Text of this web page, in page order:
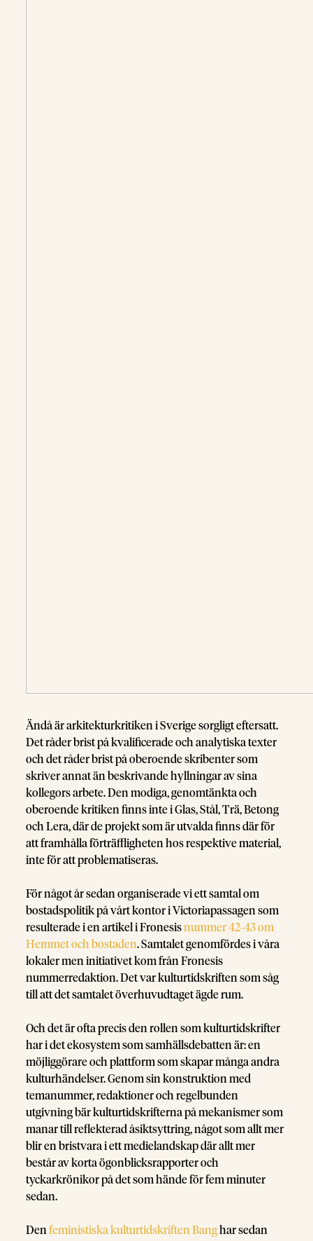
Ändå är arkitekturkritiken i Sverige sorgligt eftersatt.
Det råder brist på kvalificerade och analytiska texter
och det råder brist på oberoende skribenter som
skriver annat än beskrivande hyllningar av sina
kollegors arbete. Den modiga, genomtänkta och
oberoende kritiken finns inte i Glas, Stål, Trä, Betong
och Lera, där de projekt som är utvalda finns där för
att framhålla förträffligheten hos respektive material,
inte för att problematiseras.
För något år sedan organiserade vi ett samtal om
bostadspolitik på vårt kontor i Victoriapassagen som
resulterade i en artikel i Fronesisnummer 42-43 om
Hemmet och bostaden. Samtalet genomfördes i våra
lokaler men initiativet kom från Fronesis
nummerredaktion. Det var kulturtidskriften som såg
till att det samtalet överhuvudtaget ägde rum.
Och det är ofta precis den rollen som kulturtidskrifter
har i det ekosystem som samhällsdebatten är: en
möjliggörare och plattform som skapar många andra
kulturhändelser. Genom sin konstruktion med
temanummer, redaktioner och regelbunden
utgivning bär kulturtidskrifterna på mekanismer som
manar till reflekterad åsiktsyttring, något som allt mer
blir en bristvara i ett medielandskap där allt mer
består av korta ögonblicksrapporter och
tyckarkrönikor på det som hände för fem minuter
sedan.
Denfeministiska kulturtidskriften Bang har sedan